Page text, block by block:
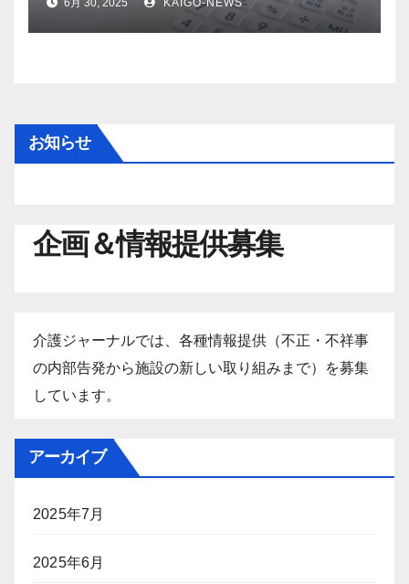
6月 30, 2025 KAIGO-NEWS
お知らせ
企画＆情報提供募集
介護ジャーナルでは、各種情報提供（不正・不祥事
の内部告発から施設の新しい取り組みまで）を募集
しています。
アーカイブ
2025年7月
2025年6月